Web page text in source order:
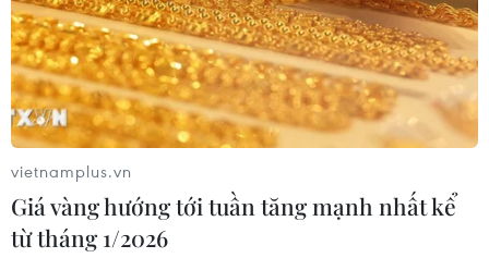
vietnamplus.vn
Giá vàng hướng tới tuần tăng mạnh nhất kể
từ tháng 1/2026